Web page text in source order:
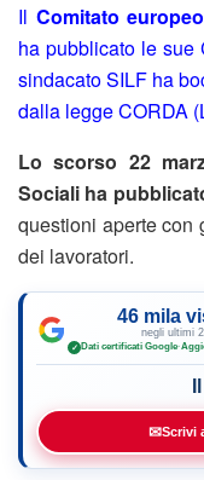
Il Comitato
ha pubblicato le sue
sindacato SILF ha
dalla legge CORDA
Lo scorso 22
Sociali ha
questioni aperte con
dei lavoratori.
46 mila
negli ultimi
✓ Dati certificati Google·
✉Scrivi